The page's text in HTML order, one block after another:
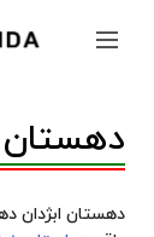
جمع و باز کردن
دهستان
دهستان ابژدان